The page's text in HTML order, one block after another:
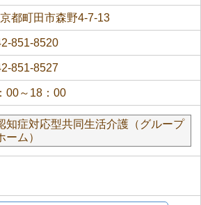
都町田市森野4-7-13
851-8520
851-8527
00～18：00
知症対応型共同生活介護（グループ
ーム）